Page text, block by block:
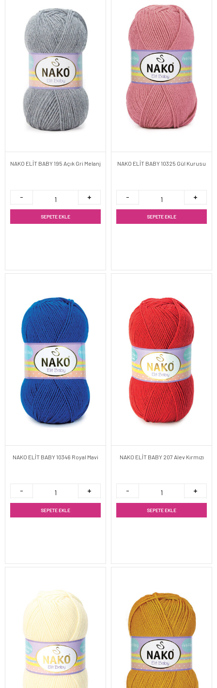
NAKO ELİT BABY 195 Açık Gri Melanj
SEPETE EKLE
NAKO ELİT BABY 10325 Gül Kurusu
SEPETE EKLE
NAKO ELİT BABY 10346 Royal Mavi
SEPETE EKLE
NAKO ELİT BABY 207 Alev Kırmızı
SEPETE EKLE